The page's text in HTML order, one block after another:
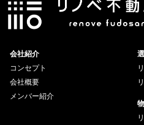
会社紹介
コンセプト
会社概要
メンバー紹介